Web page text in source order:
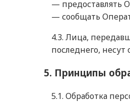
— предоставлять
— сообщать
4.3. Лица,
последнего, несут
5. Принципы
5.1. Обработка